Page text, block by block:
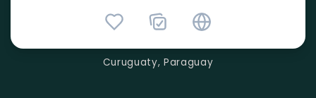
Curuguaty, Paraguay